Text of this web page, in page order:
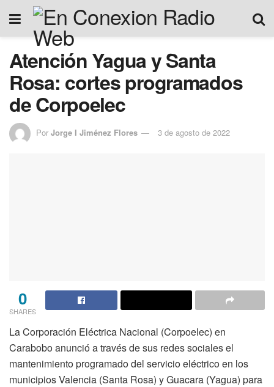
Atención Yagua y Santa
Rosa: cortes programados
de Corpoelec
Por Jorge I Jiménez Flores 3 de agosto de 2022
0
SHARES
La Corporación Eléctrica Nacional (Corpoelec) en
Carabobo anunció a través de sus redes sociales el
mantenimiento programado del servicio eléctrico en los
municipiosValencia (Santa Rosa) y Guacara (Yagua) para